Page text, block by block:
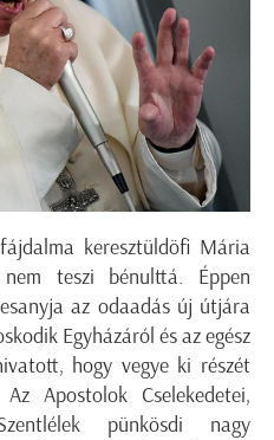
keresztüldöfi Mária
teszi bénulttá. Éppen
az odaadás új útjára
Egyházáról és az egész
hogy vegye ki részét
Apostolok Cselekedetei,
pünkösdi nagy